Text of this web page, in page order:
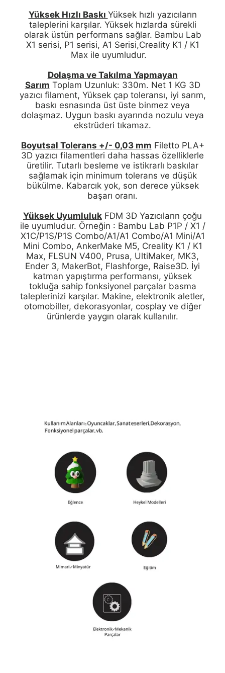
Yüksek Hızlı Baskı Yüksek hızlı yazıcıların
taleplerini karşılar. Yüksek hızlarda sürekli
olarak üstün performans sağlar. Bambu Lab
X1 serisi, P1 serisi, A1 Serisi,Creality K1 / K1
Max ile uyumludur.
Dolaşma ve Takılma Yapmayan
Sarım Toplam Uzunluk: 330m. Net 1 KG 3D
yazıcı filament, Yüksek çap toleransı, iyi sarım,
baskı esnasında üst üste binmez veya
dolaşmaz. Uygun baskı ayarında nozulu veya
ekstrüderi tıkamaz.
Boyutsal Tolerans +/- 0,03 mm Filetto PLA+
3D yazıcı filamentleri daha hassas özelliklerle
üretilir. Tutarlı besleme ve istikrarlı baskılar
sağlamak için minimum tolerans ve düşük
bükülme. Kabarcık yok, son derece yüksek
başarı oranı.
Yüksek Uyumluluk FDM 3D Yazıcıların çoğu
ile uyumludur. Örneğin : Bambu Lab P1P / X1 /
X1C/P1S/P1S Combo/A1/A1 Combo/A1 Mini/A1
Mini Combo, AnkerMake M5, Creality K1 / K1
Max, FLSUN V400, Prusa, UltiMaker, MK3,
Ender 3, MakerBot, Flashforge, Raise3D. İyi
katman yapıştırma performansı, yüksek
tokluğa sahip fonksiyonel parçalar basma
taleplerinizi karşılar. Makine, elektronik aletler,
otomobiller, dekorasyonlar, cosplay ve diğer
ürünlerde yaygın olarak kullanılır.